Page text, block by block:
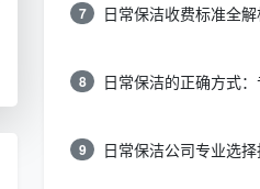
7
8
9